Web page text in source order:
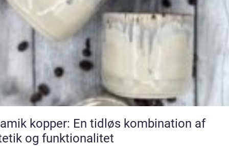
kopper: En tidløs kombination af
og funktionalitet